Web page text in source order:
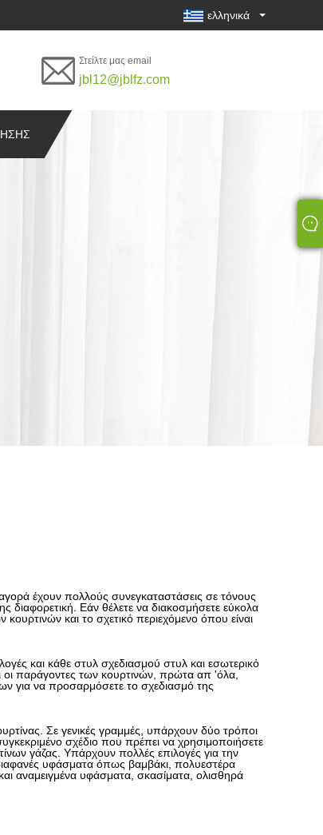
ελληνικά
Στείλτε μας email
jbl12@jblfz.com
έχουν πολλούς συνεγκαταστάσεις σε τόνους
διαφορετική. Εάν θέλετε να διακοσμήσετε εύκολα
και το σχετικό περιεχόμενο όπου είναι
και κάθε στυλ σχεδιασμού στυλ και εσωτερικό
οι παράγοντες των κουρτινών, πρώτα απ 'όλα,
για να προσαρμόσετε το σχεδιασμό της
Σε γενικές γραμμές, υπάρχουν δύο τρόποι
σχέδιο που πρέπει να χρησιμοποιήσετε
γάζας. Υπάρχουν πολλές επιλογές για την
υφάσματα όπως βαμβάκι, πολυεστέρα
αναμειγμένα υφάσματα, σκασίματα, ολισθηρά